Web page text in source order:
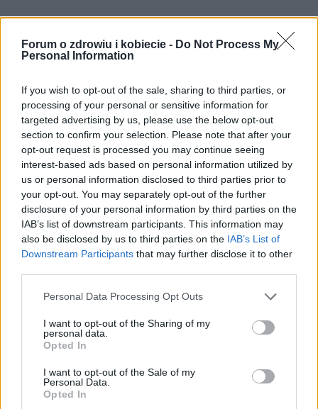
Forum o zdrowiu i kobiecie - Do Not Process My
Personal Information
If you wish to opt-out of the sale, sharing to third parties, or
processing of your personal or sensitive information for
targeted advertising by us, please use the below opt-out
section to confirm your selection. Please note that after your
opt-out request is processed you may continue seeing
interest-based ads based on personal information utilized by
us or personal information disclosed to third parties prior to
your opt-out. You may separately opt-out of the further
disclosure of your personal information by third parties on the
IAB’s list of downstream participants. This information may
also be disclosed by us to third parties on the IAB’s List of
Downstream Participants that may further disclose it to other
Personal Data Processing Opt Outs
I want to opt-out of the Sharing of my
personal data.
Opted In
I want to opt-out of the Sale of my
Personal Data.
Opted In